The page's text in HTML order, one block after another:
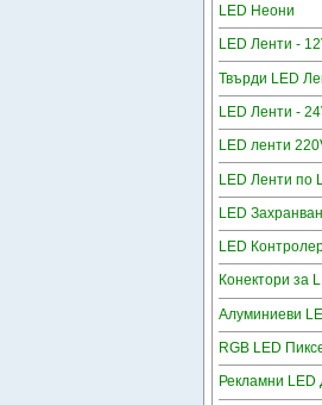
LED Неони
LED Ленти -
Твърди LED
LED Ленти -
LED ленти
LED Ленти по
LED
LED
Конектори за
Алуминиеви
RGB LED
Рекламни LED